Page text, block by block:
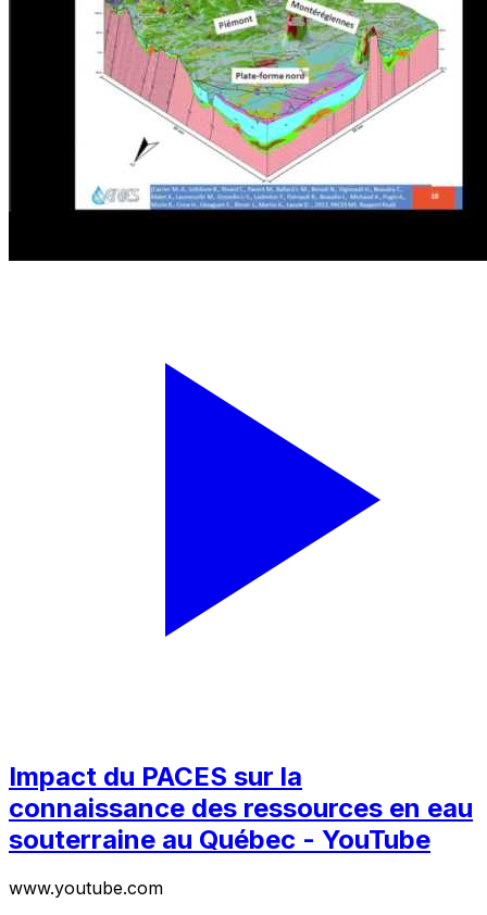
Impact du PACES sur la
connaissance des ressources en eau
souterraine au Québec - YouTube
www.youtube.com